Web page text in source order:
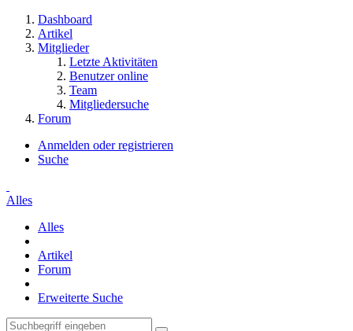
Dashboard
Artikel
Mitglieder
Letzte Aktivitäten
Benutzer online
Team
Mitgliedersuche
Forum
Anmelden oder registrieren
Suche
Alles
Alles
Artikel
Forum
Erweiterte Suche